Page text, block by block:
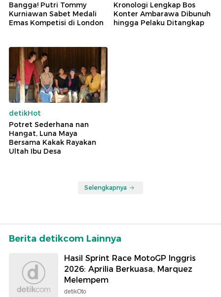
Bangga! Putri Tommy
Kurniawan Sabet Medali
Emas Kompetisi di London
Kronologi Lengkap Bos
Konter Ambarawa Dibunuh
hingga Pelaku Ditangkap
detikHot
Potret Sederhana nan
Hangat, Luna Maya
Bersama Kakak Rayakan
Ultah Ibu Desa
Selengkapnya
Berita detikcom Lainnya
Hasil Sprint Race MotoGP Inggris
2026: Aprilia Berkuasa, Marquez
Melempem
detikOto